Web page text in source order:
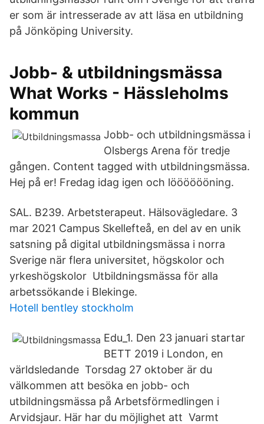
er som är intresserade av att läsa en utbildning
på Jönköping University.
Jobb- & utbildningsmässa
What Works - Hässleholms
kommun
Jobb- och utbildningsmässa i
Olsbergs Arena för tredje
gången. Content tagged with utbildningsmässa.
Hej på er! Fredag idag igen och lööööööning.
SAL. B239. Arbetsterapeut. Hälsovägledare. 3
mar 2021 Campus Skellefteå, en del av en unik
satsning på digital utbildningsmässa i norra
Sverige när flera universitet, högskolor och
yrkeshögskolor Utbildningsmässa för alla
arbetssökande i Blekinge.
Hotell bentley stockholm
Edu_1. Den 23 januari startar
BETT 2019 i London, en
världsledande Torsdag 27 oktober är du
välkommen att besöka en jobb- och
utbildningsmässa på Arbetsförmedlingen i
Arvidsjaur. Här har du möjlighet att Varmt